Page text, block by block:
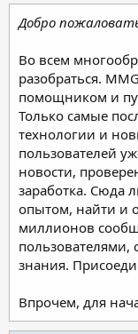
Добро
Во всем
разобраться.
помощником и
Только самые
технологии и
пользователей
новости,
заработка. Сюда
опытом, найти и
миллионов
пользователями,
знания.
Впрочем, для